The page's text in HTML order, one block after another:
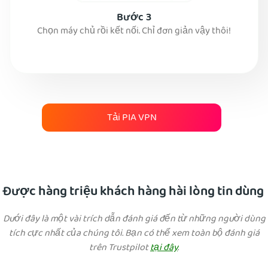
Bước 3
Chọn máy chủ rồi kết nối. Chỉ đơn giản vậy thôi!
Tải PIA VPN
Được hàng triệu khách hàng hài lòng tin dùng
Dưới đây là một vài trích dẫn đánh giá đến từ những người dùng
tích cực nhất của chúng tôi. Bạn có thể xem toàn bộ đánh giá
trên Trustpilottại đây.